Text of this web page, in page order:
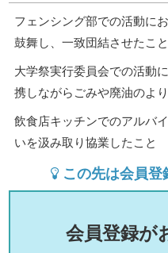
フェンシング部での活動に
鼓舞し、一致団結させたこと
大学祭実行委員会での活動
携しながらごみや廃油のよ
飲食店キッチンでのアルバ
いを汲み取り協業したこと
この先は会員登
会員登録が